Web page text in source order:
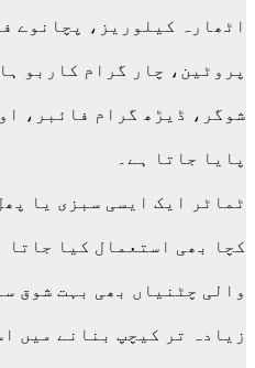
اٹھارہ کیلوریز، پچانوے
پروٹین، چار گرام کاربو
شوگر، ڈیڑھ گرام فائبر،
پایا جاتا ہے۔
ٹماٹر ایک ایسی سبزی یا
کچا بھی استعمال کیا جاتا
والی چٹنیاں بھی بہت شوق
زیادہ تر کیچپ بنانے میں